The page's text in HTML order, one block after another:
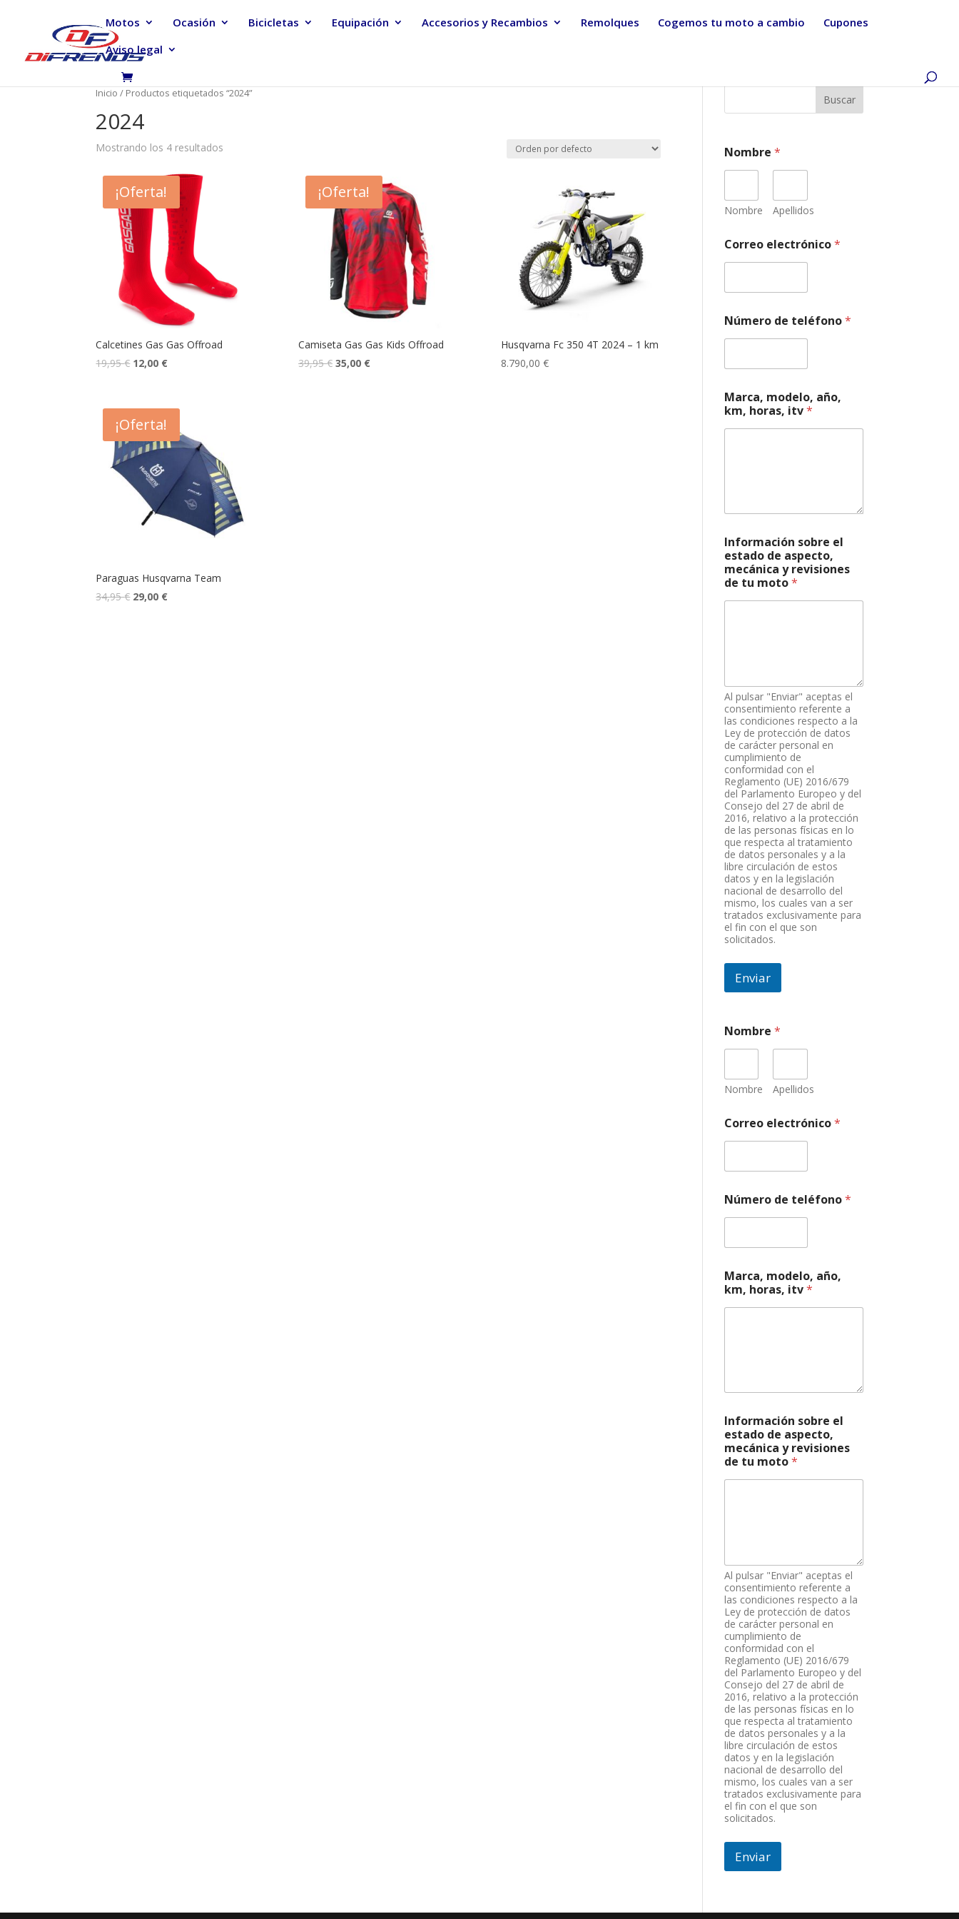
Motos Ocasión Bicicletas Equipación Accesorios y Recambios Remolques Cogemos tu moto a cambio
Cupones
Aviso legal
Inicio / Productos etiquetados “2024”
2024
Mostrando los 4 resultados
¡Oferta!
Calcetines Gas Gas Offroad
19,95€ 12,00 €
¡Oferta!
Camiseta Gas Gas Kids Offroad
39,95€ 35,00 €
Husqvarna Fc 350 4T 2024 – 1 km
8.790,00 €
¡Oferta!
Paraguas Husqvarna Team
34,95€ 29,00 €
Buscar
o
r
e
o
a
r
c
,
t
Nombre*
Nombre Apellidos
Correo electrónico*
Número de teléfono*
Marca, modelo, año,
km, horas, itv*
Información sobre el
estado de aspecto,
mecánica y revisiones
de tu moto*
Al pulsar "Enviar" aceptas el
consentimiento referente a
las condiciones respecto a la
Ley de protección de datos
de carácter personal en
cumplimiento de
conformidad con el
Reglamento (UE) 2016/679
del Parlamento Europeo y del
Consejo del 27 de abril de
2016, relativo a la protección
de las personas físicas en lo
que respecta al tratamiento
de datos personales y a la
libre circulación de estos
datos y en la legislación
nacional de desarrollo del
mismo, los cuales van a ser
tratados exclusivamente para
el fin con el que son
solicitados.
Enviar
Nombre*
Nombre Apellidos
Correo electrónico*
Número de teléfono*
e
a
s
Marca, modelo, año,
km, horas, itv*
Información sobre el
estado de aspecto,
mecánica y revisiones
de tu moto*
Al pulsar "Enviar" aceptas el
consentimiento referente a
las condiciones respecto a la
Ley de protección de datos
de carácter personal en
cumplimiento de
conformidad con el
Reglamento (UE) 2016/679
del Parlamento Europeo y del
Consejo del 27 de abril de
2016, relativo a la protección
de las personas físicas en lo
que respecta al tratamiento
de datos personales y a la
libre circulación de estos
datos y en la legislación
nacional de desarrollo del
mismo, los cuales van a ser
tratados exclusivamente para
el fin con el que son
solicitados.
Enviar